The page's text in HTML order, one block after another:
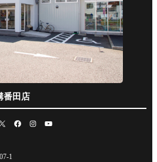
番田店
1